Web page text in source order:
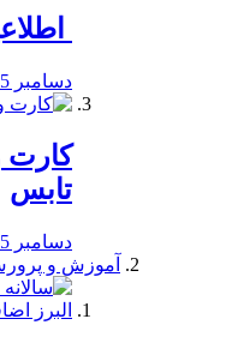
دسامبر 25, 2019
کارت
تابس
دسامبر 25, 2019
آموزش و